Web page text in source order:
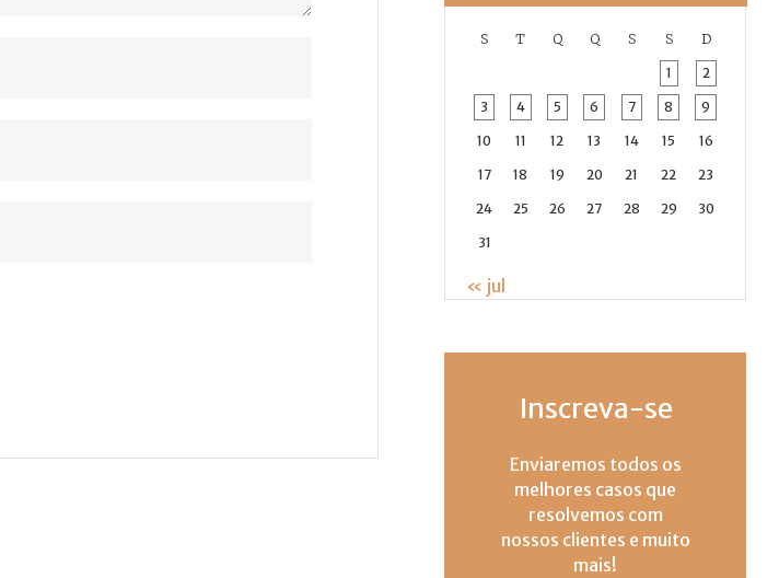
S T Q Q S S D
1 2
3 4 5 6 7 8 9
10 11 12 13 14 15 16
17 18 19 20 21 22 23
24 25 26 27 28 29 30
31
« jul
Inscreva-se
Enviaremos todos os
melhores casos que
resolvemos com
nossos clientes e muito
mais!